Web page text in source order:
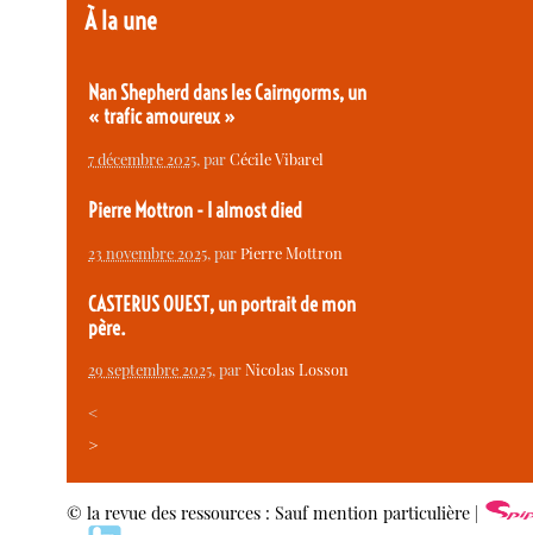
À la une
Nan Shepherd dans les Cairngorms, un
« trafic amoureux »
7 décembre 2025, parCécile Vibarel
Pierre Mottron - I almost died
23 novembre 2025, parPierre Mottron
CASTERUS OUEST, un portrait de mon
père.
29 septembre 2025, parNicolas Losson
<
>
© la revue des ressources : Sauf mention particulière |